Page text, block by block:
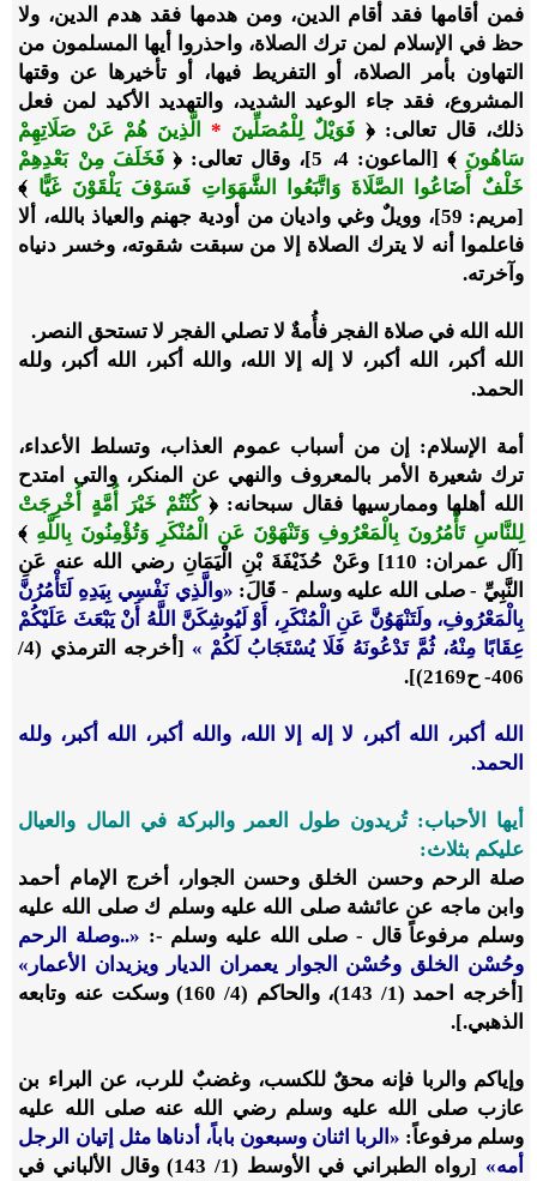
فمن أقامها فقد أقام الدين، ومن هدمها فقد هدم الدين، ولا
حظ في الإسلام لمن ترك الصلاة، واحذروا أيها المسلمون من
التهاون بأمر الصلاة، أو التفريط فيها، أو تأخيرها عن وقتها
المشروع، فقد جاء الوعيد الشديد، والتهديد الأكيد لمن فعل
ذلك، قال تعالى: ﴿ فَوَيْلٌ لِلْمُصَلِّينَ *الَّذِينَ هُمْ عَنْ صَلَاتِهِمْ
سَاهُونَ ﴾ [الماعون: 4، 5]، وقال تعالى: ﴿
فَخَلَفَ مِنْ بَعْدِهِمْ
خَلْفٌ أَضَاعُوا الصَّلَاةَ وَاتَّبَعُوا الشَّهَوَاتِ فَسَوْفَ يَلْقَوْنَ غَيًّا ﴾
[مريم: 59]، وويلٌ وغي واديان من أودية جهنم والعياذ بالله، ألا
فاعلموا أنه لا يترك الصلاة إلا من سبقت شقوته، وخسر دنياه
وآخرته.
الله الله في صلاة الفجر فأُمةٌ لا تصلي الفجر لا تستحق النصر.
الله أكبر، الله أكبر، لا إله إلا الله، والله أكبر، الله أكبر، ولله
الحمد.
أمة الإسلام: إن من أسباب عموم العذاب، وتسلط الأعداء،
ترك شعيرة الأمر بالمعروف والنهي عن المنكر، والتي امتدح
الله أهلها وممارسيها فقال سبحانه: ﴿كُنْتُمْ خَيْرَ أُمَّةٍ أُخْرِجَتْ
لِلنَّاسِ تَأْمُرُونَ بِالْمَعْرُوفِ وَتَنْهَوْنَ عَنِ الْمُنْكَرِ وَتُؤْمِنُونَ بِاللَّهِ ﴾
[آل عمران: 110] وعَنْ حُذَيْفَةَ بْنِ الْيَمَانِ رضي الله عنه عَنِ
النَّبِيِّ - صلى الله عليه وسلم - قَالَ: «و الَّذِي نَفْسِي بِيَدِهِ لَتَأْمُرُنَّ
بِالْمَعْرُوفِ، ولَتَنْهَوُنَّ عَنِ الْمُنْكَرِ، أَوْ لَيُوشِكَنَّ اللَّهُ أَنْ يَبْعَثَ عَلَيْكُمْ
عِقَابًا مِنْهُ، ثُمَّ تَدْعُونَهُ فَلَا يُسْتَجَابُ لَكُمْ »
[أخرجه الترمذي (4/
406- ح2169)].
الله أكبر، الله أكبر، لا إله إلا الله، والله أكبر، الله أكبر، ولله
الحمد.
أيها الأحباب: تُريدون طول العمر والبركة في المال والعيال
عليكم بثلاث:
صلة الرحم وحسن الخلق وحسن الجوار، أخرج الإمام أحمد
وابن ماجه عن عائشة صلى الله عليه وسلم ك صلى الله عليه
وسلم مرفوعاً قال - صلى الله عليه وسلم -: «..وصلة الرحم
وحُسْن الخلق وحُسْن الجوار يعمران الديار ويزيدان الأعمار »
[أخرجه احمد (1/ 143)، والحاكم (4/ 160) وسكت عنه وتابعه
الذهبي.].
وإياكم والربا فإنه محقٌ للكسب، وغضبٌ للرب، عن البراء بن
عازب صلى الله عليه وسلم رضي الله عنه صلى الله عليه
وسلم مرفوعاً: «الربا اثنان وسبعون باباً، أدناها مثل إتيان الرجل
أمه»
[رواه الطبراني في الأوسط (1/ 143) وقال الألباني في